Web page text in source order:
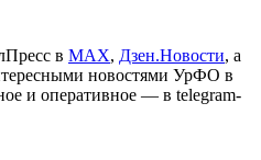
в МАХ, Дзен.Новости, а
новостями УрФО в
и оперативное — в telegram-